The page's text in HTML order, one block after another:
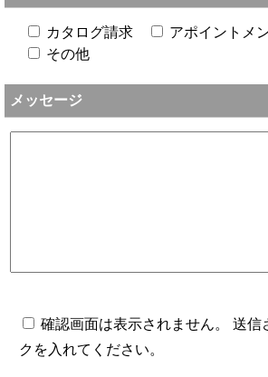
カタログ請求 アポイントメ
その他
メッセージ
確認画面は表示されません。 送信
クを入れてください。